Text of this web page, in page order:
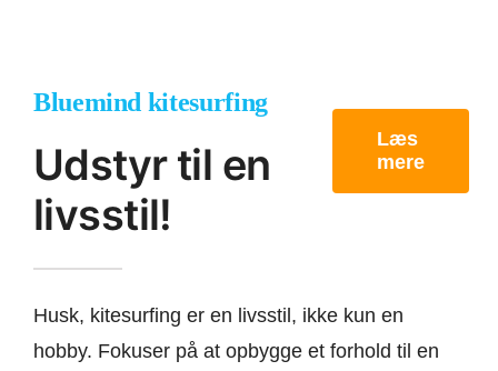
Bluemind kitesurfing
Udstyr til en
livsstil!
Læs
mere
Husk, kitesurfing er en livsstil, ikke kun en
hobby. Fokuser på at opbygge et forhold til en